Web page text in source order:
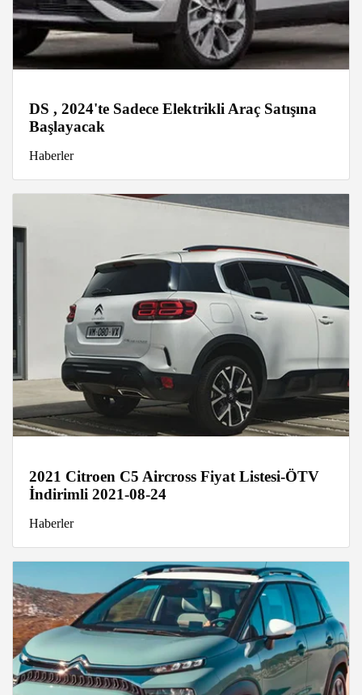
DS , 2024'te Sadece Elektrikli Araç Satışına
Başlayacak
Haberler
2021 Citroen C5 Aircross Fiyat Listesi-ÖTV
İndirimli 2021-08-24
Haberler